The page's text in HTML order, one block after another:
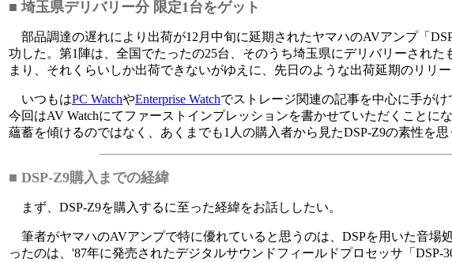
■ 埼玉県デリバリー分 限定1台をゲット
部品調達の遅れにより出荷が12月中旬に延期されたヤマハのAVアンプ「
功した。第1陣は、全国でたったの25台、そのうち埼玉県にデリバリーされ
まり、それくらいしか出荷できないがゆえに、先日のような出荷延期のリリー
いつもはPC WatchやEnterprise Watchでストレージ関連の記事を中心に手が
今回はAV Watchにてファーストインプレッションを書かせていただくこと
蘊蓄を傾けるのではなく、あくまでも1人の購入者から見たDSP-Z9の素性を思
■ DSP-Z9購入までの経緯
まず、DSP-Z9を購入するに至った経緯をお話ししたい。
筆者がヤマハのAVアンプで特に優れていると思うのは、DSPを用いた音場
ったのは、'87年に発売されたデジタルサウンドフィールドプロセッサ「DSP-